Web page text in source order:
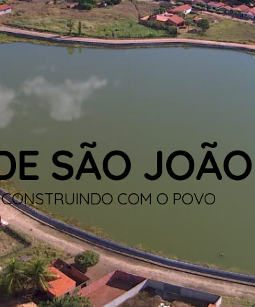
SÃO
COM O POVO